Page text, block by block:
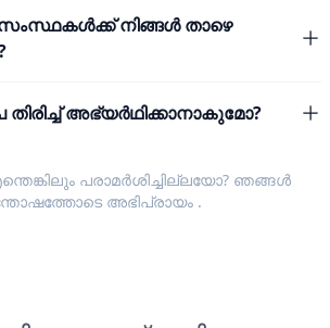
നിങ്ങൾ താഴെ
അഭ്യർഥിക്കാനാകുമോ?
പരാമർശിച്ചില്ലയോ? ഞങ്ങൾ
അഭിപ്രായം.